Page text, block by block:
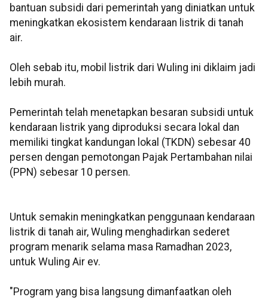
bantuan subsidi dari pemerintah yang diniatkan untuk
meningkatkan ekosistem kendaraan listrik di tanah
air.
Oleh sebab itu, mobil listrik dari Wuling ini diklaim jadi
lebih murah.
Pemerintah telah menetapkan besaran subsidi untuk
kendaraan listrik yang diproduksi secara lokal dan
memiliki tingkat kandungan lokal (TKDN) sebesar 40
persen dengan pemotongan Pajak Pertambahan nilai
(PPN) sebesar 10 persen.
Untuk semakin meningkatkan penggunaan kendaraan
listrik di tanah air, Wuling menghadirkan sederet
program menarik selama masa Ramadhan 2023,
untuk Wuling Air ev.
"Program yang bisa langsung dimanfaatkan oleh